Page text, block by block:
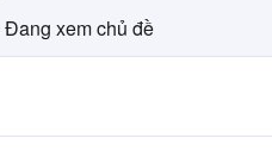
Đang xem chủ đề